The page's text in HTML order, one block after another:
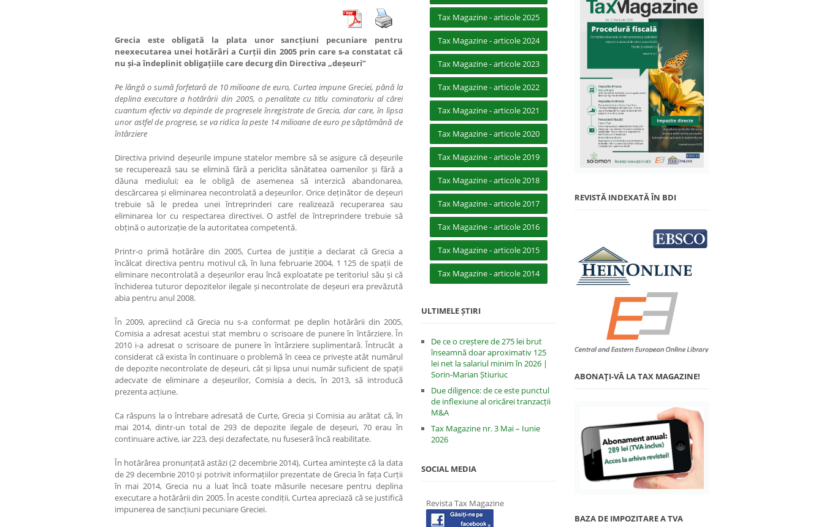
Grecia este obligată la plata unor sancțiuni pecuniare pentru
neexecutarea unei hotărâria Curții din 2005 prin care s-a constatat că
nu și-a îndeplinit obligațiile care decurg din Directiva „deșeuri”
Pe lângă o sumă forfetară de 10 milioane de euro, Curtea impune Greciei, până la
deplina executare a hotărârii din 2005, o penalitate cu titlu cominatoriu al cărei
cuantum efectiv va depinde de progresele înregistrate de Grecia, dar care, în lipsa
unor astfel de progrese, se va ridica lapeste 14 milioane de euro pe săptămână de
întârziere
Directiva privind deșeurile impune statelor membre să se asigure că deșeurile
se recuperează sau se elimină fără a periclita sănătatea oamenilor și fără a
dăuna mediului; ea le obligă de asemenea să interzică abandonarea,
descărcarea și eliminarea necontrolată a deșeurilor. Orice deținător de deșeuri
trebuie să le predea unei întreprinderi care realizează recuperarea sau
eliminarea lor cu respectarea directivei. O astfel de întreprindere trebuie să
obțină o autorizație de la autoritatea competentă.
Printr-o primă hotărâre din 2005, Curtea de justiție a declarat că Grecia a
încălcat directiva pentru motivul că, în luna februarie 2004, 1 125 de spații de
eliminare necontrolată a deșeurilor erau încă exploatate pe teritoriul său și că
închiderea tuturor depozitelor ilegale și necontrolate de deșeuri era prevăzută
abia pentru anul 2008.
În 2009, apreciind că Grecia nu s-a conformat pe deplin hotărârii din 2005,
Comisia a adresat acestui stat membru o scrisoare de punere în întârziere. În
2010 i-a adresat o scrisoare de punere în întârziere suplimentară. Întrucât a
considerat că exista în continuare o problemă în ceea ce privește atât numărul
de depozite necontrolate de deșeuri, cât și lipsa unui număr suficient de spații
adecvate de eliminare a deșeurilor, Comisia a decis, în 2013, să introducă
prezenta acțiune.
Ca răspuns la o întrebare adresată de Curte, Grecia și Comisia au arătat că, în
mai 2014, dintr-un total de 293 de depozite ilegale de deșeuri, 70 erau în
continuare active, iar 223, deși dezafectate, nu fuseseră încă reabilitate.
În hotărârea pronunțată astăzi (2 decembrie 2014), Curtea amintește că la data
de 29 decembrie 2010 și potrivit informațiilor prezentate de Grecia în fața Curții
în mai 2014, Grecia nu a luat încă toate măsurile necesare pentru deplina
executare a hotărârii din 2005. În aceste condiții, Curtea apreciază că se justifică
impunerea de sancțiuni pecuniare Greciei.
Tax Magazine - articole 2025
Tax Magazine - articole 2024
Tax Magazine - articole 2023
Tax Magazine - articole 2022
Tax Magazine - articole 2021
Tax Magazine - articole 2020
Tax Magazine - articole 2019
Tax Magazine - articole 2018
Tax Magazine - articole 2017
Tax Magazine - articole 2016
Tax Magazine - articole 2015
Tax Magazine - articole 2014
ULTIMELE ȘTIRI
De ce o creștere de 275 lei brut
înseamnă doar aproximativ 125
lei net la salariul minim în 2026 |
Sorin-Marian Știuriuc
Due diligence: de ce este punctul
de inflexiune al oricărei tranzacții
M&A
Tax Magazine nr. 3 Mai – Iunie
2026
SOCIAL MEDIA
Revista Tax Magazine
REVISTĂ INDEXATĂ ÎN BDI
ABONAŢI-VĂ LA TAX MAGAZINE!
BAZA DE IMPOZITARE A TVA